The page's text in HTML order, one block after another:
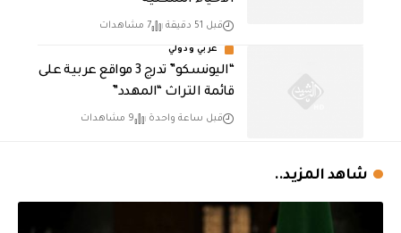
قبل 51 دقيقة 7 مشاهدات
عربي ودولي
“اليونسكو” تدرج 3 مواقع عربية على
قائمة التراث “المهدد”
قبل ساعة واحدة 9 مشاهدات
شاهد المزيد..